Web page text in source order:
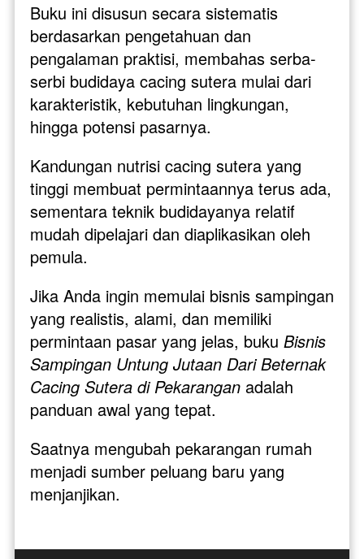
Buku ini disusun secara sistematis
berdasarkan pengetahuan dan
pengalaman praktisi, membahas serba-
serbi budidaya cacing sutera mulai dari
karakteristik, kebutuhan lingkungan,
hingga potensi pasarnya.
Kandungan nutrisi cacing sutera yang
tinggi membuat permintaannya terus ada,
sementara teknik budidayanya relatif
mudah dipelajari dan diaplikasikan oleh
pemula.
Jika Anda ingin memulai bisnis sampingan
yang realistis, alami, dan memiliki
permintaan pasar yang jelas, buku Bisnis
Sampingan Untung Jutaan Dari Beternak
Cacing Sutera di Pekarangan adalah
panduan awal yang tepat.
Saatnya mengubah pekarangan rumah
menjadi sumber peluang baru yang
menjanjikan.